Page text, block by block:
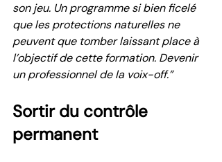
son jeu. Un programme si bien ficelé
que les protections naturelles ne
peuvent que tomber laissant place à
l’objectif de cette formation. Devenir
un professionnel de la voix-off.”
Sortir du contrôle
permanent